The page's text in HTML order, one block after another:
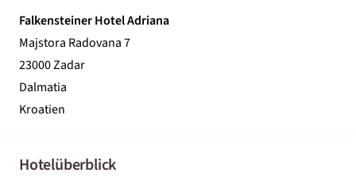
Falkensteiner Hotel Adriana
Majstora Radovana 7
23000 Zadar
Dalmatia
Kroatien
Hotelüberblick